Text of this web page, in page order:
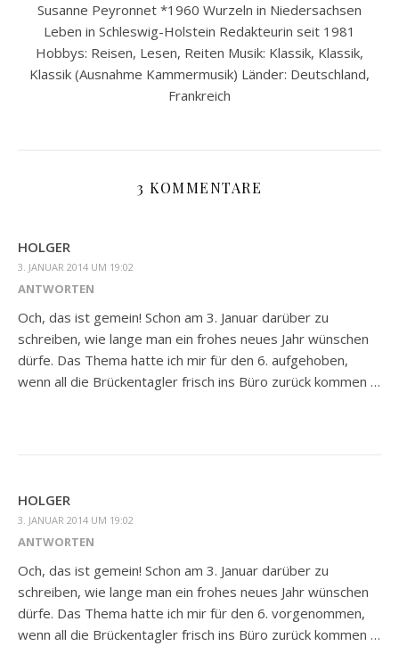
Susanne Peyronnet *1960 Wurzeln in Niedersachsen
Leben in Schleswig-Holstein Redakteurin seit 1981
Hobbys: Reisen, Lesen, Reiten Musik: Klassik, Klassik,
Klassik (Ausnahme Kammermusik) Länder: Deutschland,
Frankreich
3 KOMMENTARE
HOLGER
3. JANUAR 2014 UM 19:02
ANTWORTEN
Och, das ist gemein! Schon am 3. Januar darüber zu
schreiben, wie lange man ein frohes neues Jahr wünschen
dürfe. Das Thema hatte ich mir für den 6. aufgehoben,
wenn all die Brückentagler frisch ins Büro zurück kommen …
HOLGER
3. JANUAR 2014 UM 19:02
ANTWORTEN
Och, das ist gemein! Schon am 3. Januar darüber zu
schreiben, wie lange man ein frohes neues Jahr wünschen
dürfe. Das Thema hatte ich mir für den 6. vorgenommen,
wenn all die Brückentagler frisch ins Büro zurück kommen …